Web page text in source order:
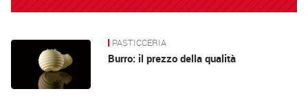
News PASTICCERIA
Burro: il prezzo della qualità